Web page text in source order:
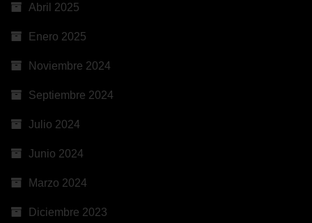
Abril 2025
Enero 2025
Noviembre 2024
Septiembre 2024
Julio 2024
Junio 2024
Marzo 2024
Diciembre 2023